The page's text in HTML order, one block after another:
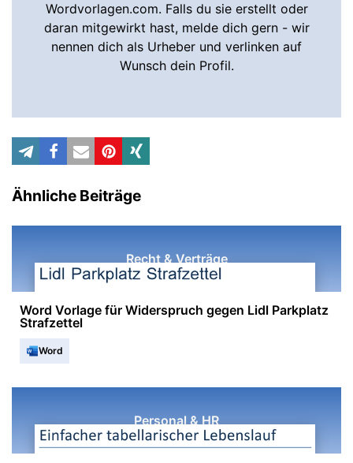
Wordvorlagen.com. Falls du sie erstellt oder
daran mitgewirkt hast, melde dich gern - wir
nennen dich als Urheber und verlinken auf
Wunsch dein Profil.
Ähnliche Beiträge
Recht & Verträge
Word Vorlage für Widerspruch gegen Lidl Parkplatz
Strafzettel
Word
Personal & HR